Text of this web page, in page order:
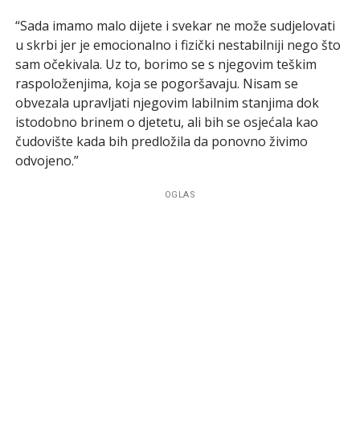
“Sada imamo malo dijete i svekar ne može sudjelovati
u skrbi jer je emocionalno i fizički nestabilniji nego što
sam očekivala. Uz to, borimo se s njegovim teškim
raspoloženjima, koja se pogoršavaju. Nisam se
obvezala upravljati njegovim labilnim stanjima dok
istodobno brinem o djetetu, ali bih se osjećala kao
čudovište kada bih predložila da ponovno živimo
odvojeno.”
OGLAS